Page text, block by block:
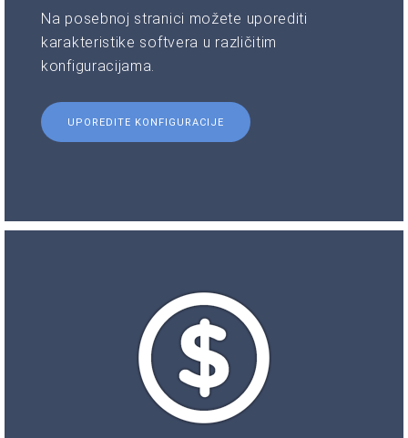
Na posebnoj stranici možete uporediti
karakteristike softvera u različitim
konfiguracijama.
UPOREDITE KONFIGURACIJE